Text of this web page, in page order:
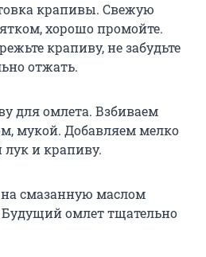
крапивы. Свежую
хорошо промойте.
крапиву, не забудьте
отжать.
для омлета. Взбиваем
мукой. Добавляем мелко
и крапиву.
смазанную маслом
Будущий омлет тщательно